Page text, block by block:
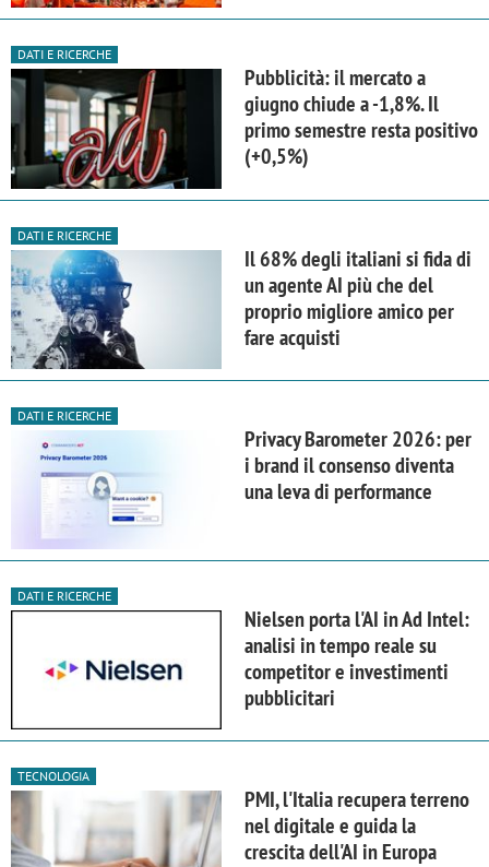
DATI E RICERCHE
Pubblicità: il mercato a
giugno chiude a -1,8%. Il
primo semestre resta positivo
(+0,5%)
DATI E RICERCHE
Il 68% degli italiani si fida di
un agente AI più che del
proprio migliore amico per
fare acquisti
DATI E RICERCHE
Privacy Barometer 2026: per
i brand il consenso diventa
una leva di performance
DATI E RICERCHE
Nielsen porta l'AI in Ad Intel:
analisi in tempo reale su
competitor e investimenti
pubblicitari
TECNOLOGIA
PMI, l'Italia recupera terreno
nel digitale e guida la
crescita dell'AI in Europa